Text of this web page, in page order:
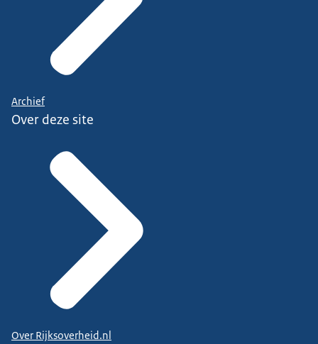
Archief
Over deze site
Over Rijksoverheid.nl